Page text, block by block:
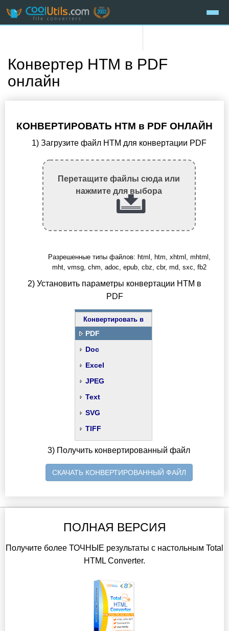
Конвертер HTM в PDF
онлайн
КОНВЕРТИРОВАТЬ HTM в PDF ОНЛАЙН
1) Загрузите файл HTM для конвертации PDF
Перетащите файлы сюда или
нажмите для выбора
Разрешенные типы файлов: html, htm, xhtml, mhtml,
mht, vmsg, chm, adoc, epub, cbz, cbr, md, sxc, fb2
2) Установить параметры конвертации HTM в
PDF
Конвертировать в
PDF
Doc
Excel
JPEG
Text
SVG
TIFF
3) Получить конвертированный файл
СКАЧАТЬ КОНВЕРТИРОВАННЫЙ ФАЙЛ
ПОЛНАЯ ВЕРСИЯ
Получите более ТОЧНЫЕ результаты с настольным Total
HTML Converter.